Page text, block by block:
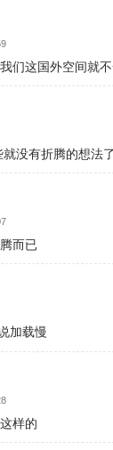
们这国外空间就
没有折腾的想法了
而已
加载慢
样的